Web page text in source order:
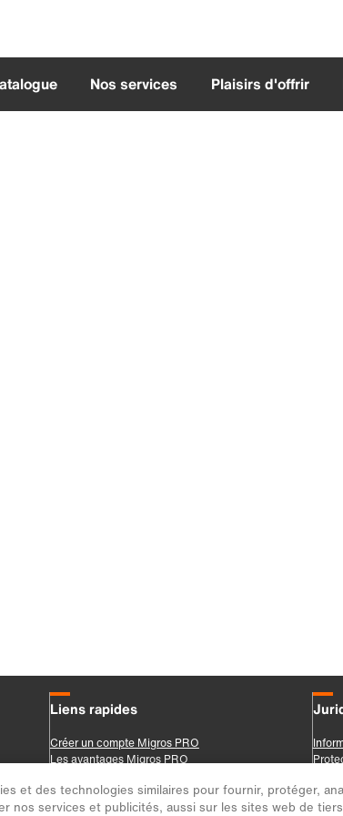
et des technologies similaires pour fournir, protéger,
nos services et publicités, aussi sur les sites web de